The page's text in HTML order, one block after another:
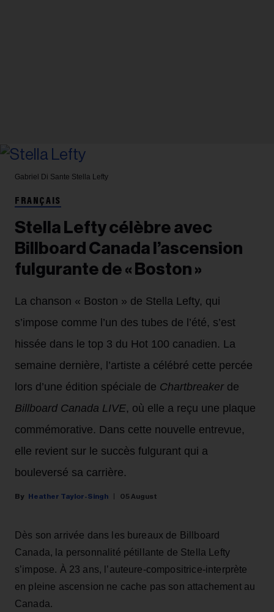
Gabriel Di Sante Stella Lefty
FRANÇAIS
Stella Lefty célèbre avec
Billboard Canada l’ascension
fulgurante de « Boston »
La chanson « Boston » de Stella Lefty, qui
s’impose comme l’un des tubes de l’été, s’est
hissée dans le top 3 du Hot 100 canadien. La
semaine dernière, l’artiste a célébré cette percée
lors d’une édition spéciale de Chartbreaker de
Billboard Canada LIVE, où elle a reçu une plaque
commémorative. Dans cette nouvelle entrevue,
elle revient sur le succès fulgurant qui a
bouleversé sa carrière.
Heather Taylor-Singh 05 August
Dès son arrivée dans les bureaux de Billboard
Canada, la personnalité pétillante de Stella Lefty
s’impose. À 23 ans, l’auteure-compositrice-interprète
en pleine ascension ne cache pas son attachement au
Canada.